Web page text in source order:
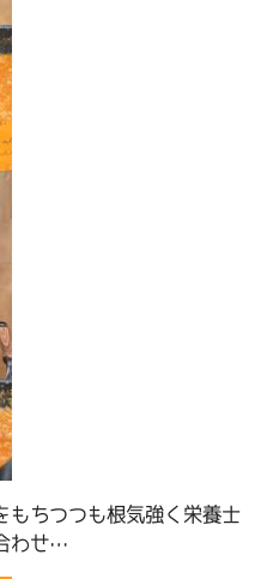
もちつつも根気強く栄養士
わせ…